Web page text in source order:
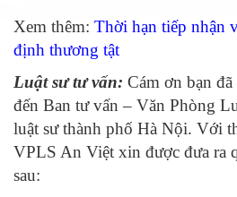
Xem thêm: Thời hạn tiếp nhận
định thương tật
Luật sư tư vấn: Cám ơn bạn
đến Ban tư vấn – Văn Phòng
luật sư thành phố Hà Nội. Với
VPLS An Việt xin được đưa ra
sau: